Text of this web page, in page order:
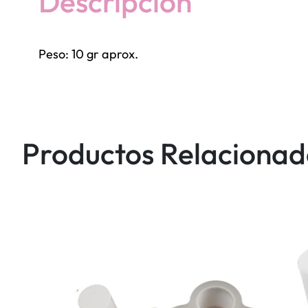
Peso: 10 gr aprox.
Productos